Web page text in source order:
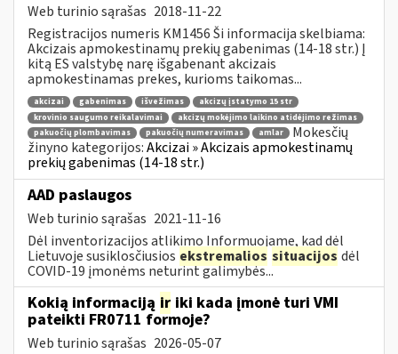
Web turinio sąrašas 2018-11-22
Registracijos numeris KM1456 Ši informacija skelbiama:
Akcizais apmokestinamų prekių gabenimas (14-18 str.) Į
kitą ES valstybę narę išgabenant akcizais
apmokestinamas prekes, kurioms taikomas...
akcizai gabenimas išvežimas
akcizų įstatymo 15 str
krovinio saugumo reikalavimai
akcizų mokėjimo laikino atidėjimo režimas
pakuočių plombavimas
pakuočių numeravimas amlar
Mokesčių
žinyno kategorijos:Akcizai » Akcizais apmokestinamų
prekių gabenimas (14-18 str.)
AAD paslaugos
Web turinio sąrašas 2021-11-16
Dėl inventorizacijos atlikimo Informuojame, kad dėl
Lietuvoje susiklosčiusios ekstremalios situacijos dėl
COVID-19 įmonėms neturint galimybės...
Kokią informaciją ir iki kada įmonė turi VMI
pateikti FR0711 formoje?
Web turinio sąrašas 2026-05-07